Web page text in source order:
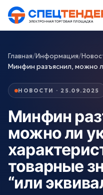
Главная/Информация/
Минфин разъяснил, можно
НОВОСТИ · 25.09.2025
Минфин
можно ли
товарные
“или